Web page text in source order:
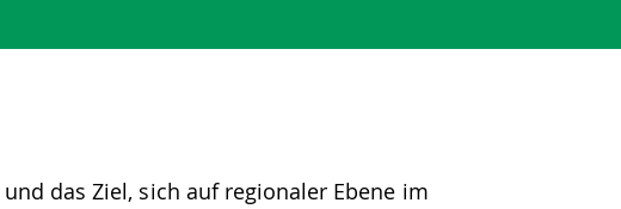
das Ziel, sich auf regionaler Ebene im